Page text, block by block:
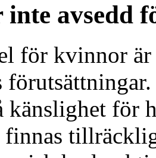
inte avsedd
för kvinnor
känslighet för
finnas